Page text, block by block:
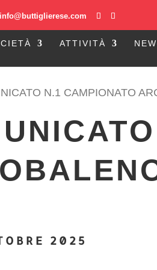
info@buttiglierese.com
ATTIVITÀ
N.1 CAMPIONATO
2025